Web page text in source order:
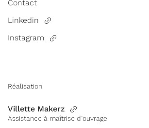
Contact
Linkedin
Instagram
Réalisation
Villette Makerz
Assistance à maîtrise d’ouvrage